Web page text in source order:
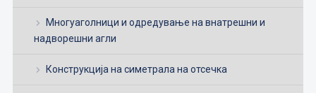
Многуаголници и одредување на внатрешни и
надворешни агли
Конструкција на симетрала на отсечка